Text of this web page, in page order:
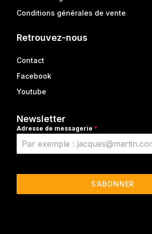
Conditions générales de vente
Retrouvez-nous
Contact
Facebook
Youtube
Newsletter
Adresse de messagerie *
S’ABONNER